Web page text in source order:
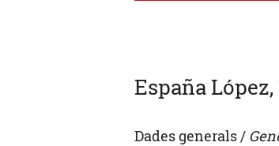
España
Dades generals /